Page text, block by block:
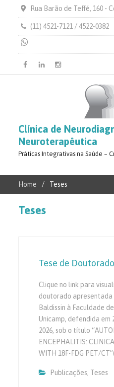
Rua Barão de Teffé, 160 -
(11) 4521-7121 / 4522-0382
Facebook
LinkedinInstagram
Clínica de
Neuroterapêutica
Práticas Integrativas na Saúde –
Home Teses
Teses
Tese de Doutorado
Clique no link para
doutorado
Baldissin à Faculdade
Unicamp, defendida em
2026, sob o título
ENCEPHALITIS:
WITH 18F-FDG PET/
Publicações, Teses